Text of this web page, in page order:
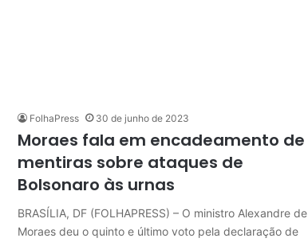
FolhaPress 30 de junho de 2023
Moraes fala em encadeamento de
mentiras sobre ataques de
Bolsonaro às urnas
BRASÍLIA, DF (FOLHAPRESS) – O ministro Alexandre de
Moraes deu o quinto e último voto pela declaração de